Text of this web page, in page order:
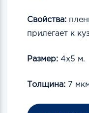
Свойства:
прилегает к
Размер: 4х5 м.
Толщина: 7